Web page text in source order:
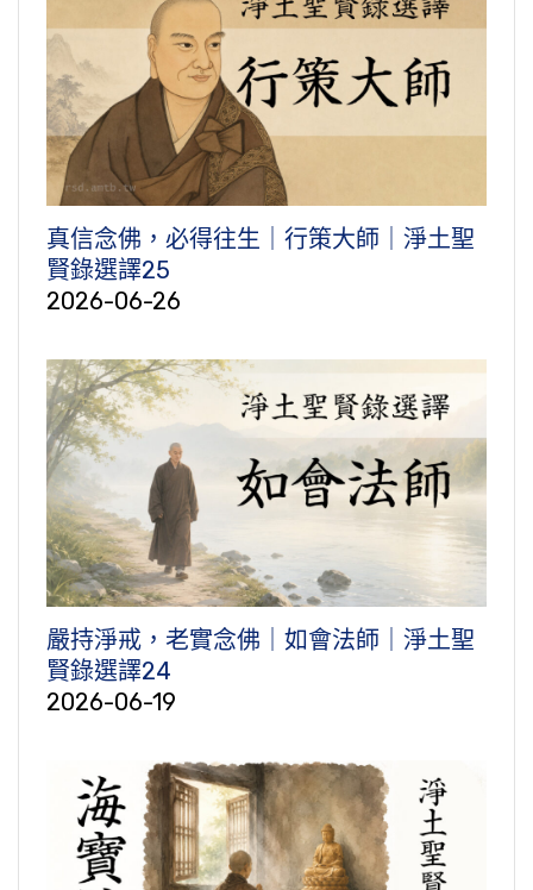
真信念佛，必得往生｜行策大師｜淨土聖
賢錄選譯25
2026-06-26
嚴持淨戒，老實念佛｜如會法師｜淨土聖
賢錄選譯24
2026-06-19